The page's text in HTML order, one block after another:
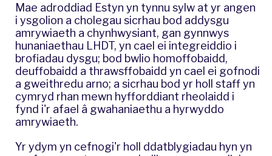
Mae adroddiad Estyn yn tynnu sylw at yr angen
i ysgolion a cholegau sicrhau bod addysgu
amrywiaeth a chynhwysiant, gan gynnwys
hunaniaethau LHDT, yn cael ei integreiddio i
brofiadau dysgu; bod bwlio homoffobaidd,
deuffobaidd a thrawsffobaidd yn cael ei gofnodi
a gweithredu arno; a sicrhau bod yr holl staff yn
cymryd rhan mewn hyfforddiant rheolaidd i
fynd i'r afael â gwahaniaethu a hyrwyddo
amrywiaeth.
Yr ydym yn cefnogi'r holl ddatblygiadau hyn yn